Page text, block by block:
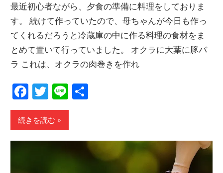
最近初心者ながら、夕食の準備に料理をしておりま
す。 続けて作っていたので、母ちゃんが今日も作っ
てくれるだろうと冷蔵庫の中に作る料理の食材をま
とめて置いて行っていました。 オクラに大葉に豚バ
ラ これは、オクラの肉巻きを作れ
Facebook
Twitter
Line
続きを読む